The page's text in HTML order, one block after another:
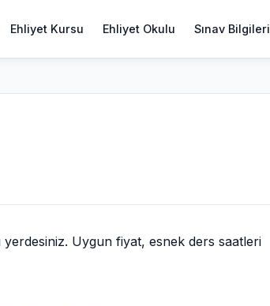
Ehliyet Kursu Ehliyet Okulu Sınav Bilgileri
Uygun fiyat, esnek ders saatleri